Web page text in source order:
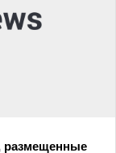
размещенные